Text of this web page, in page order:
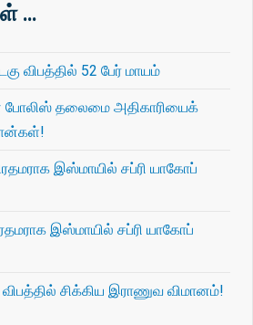
…
விபத்தில் 52 பேர் மாயம்
தலைமை அதிகாரியைக்
இஸ்மாயில் சப்ரி யாகோப்
இஸ்மாயில் சப்ரி யாகோப்
சிக்கிய இராணுவ விமானம்!